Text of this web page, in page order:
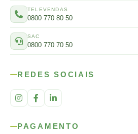
TELEVENDAS
0800 770 80 50
SAC
0800 770 70 50
REDES SOCIAIS
PAGAMENTO